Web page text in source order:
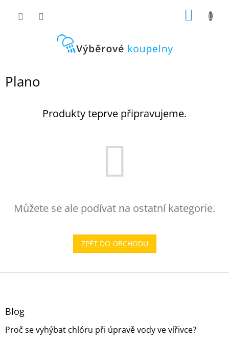
Plano
Produkty teprve připravujeme.
Můžete se ale podívat na ostatní kategorie.
ZPĚT DO OBCHODU
Z
Blog
Proč se vyhýbat chlóru při úpravě vody ve vířivce?